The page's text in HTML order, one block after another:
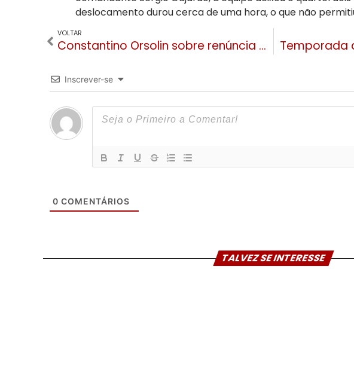
deslocamento durou cerca de uma hora, o que não
VOLTAR
Constantino Orsolin sobre renúncia de Gilberto Cezar: “Cada um responde por seus atos”
Inscrever-se
0 COMENTÁRIOS
TALVEZ SE INTERESSE